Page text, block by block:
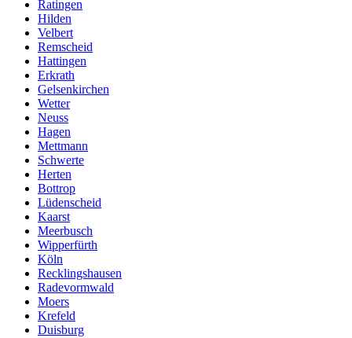
Ratingen
Hilden
Velbert
Remscheid
Hattingen
Erkrath
Gelsenkirchen
Wetter
Neuss
Hagen
Mettmann
Schwerte
Herten
Bottrop
Lüdenscheid
Kaarst
Meerbusch
Wipperfürth
Köln
Recklingshausen
Radevormwald
Moers
Krefeld
Duisburg